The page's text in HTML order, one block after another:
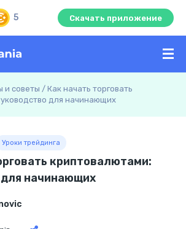
5 Скачать приложение
и советы / Как начать торговать
для начинающих
Уроки трейдинга
криптовалютами:
начинающих